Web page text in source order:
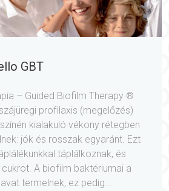
GBT
– Guided Biofilm Therapy ®
profilaxis (megelőzés)
kialakuló vékony rétegben
jók és rosszak egyaránt. Ezt
táplálkoznak, és
A biofilm baktériumai a
termelnek, ez pedig...